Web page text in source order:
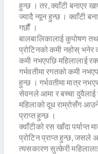
हुन्छ । तर, क्वाँटी बनाएर
ज्यादै न्यून हुन्छ । क्वाँटी
गर्छौं ।
बालबालिकालाई कुपोषण
प्रोटिनको कमी नहोस् भनेर
कमी नभएपछि महिलालाई
गर्भवतीमा रगतको कमी
हुन्छ । गर्भवतीमा मात्र
सेवनले आमा र बच्चा
महिलाको दूध राम्रोसँग आउने
प्राप्त हुन्छ ।
क्वाँटीको रस खाँदा पर्याप्त
प्रोटिन प्राप्त हुन्छ, जसले
त्यसकारण सुत्केरी